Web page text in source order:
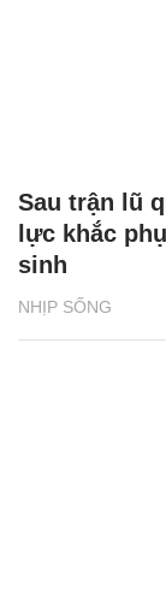
NHỊP SỐNG
Sau trận lũ
lực khắc
sinh